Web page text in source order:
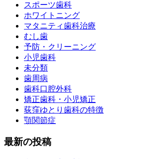
スポーツ歯科
ホワイトニング
マタニティ歯科治療
むし歯
予防・クリーニング
小児歯科
未分類
歯周病
歯科口腔外科
矯正歯科・小児矯正
荻窪ゆとり歯科の特徴
顎関節症
最新の投稿